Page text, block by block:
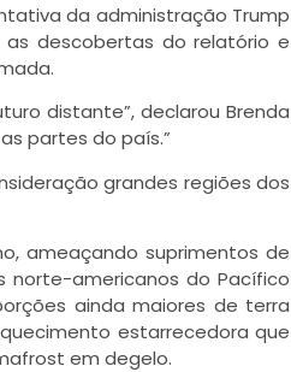
da administração Trump
descobertas do relatório e
distante”, declarou Brenda
partes do país.”
grandes regiões dos
ameaçando suprimentos de
norte-americanos do Pacífico
ainda maiores de terra
estarrecedora que
em degelo.